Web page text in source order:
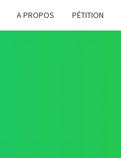
A PROPOS PÉTITION